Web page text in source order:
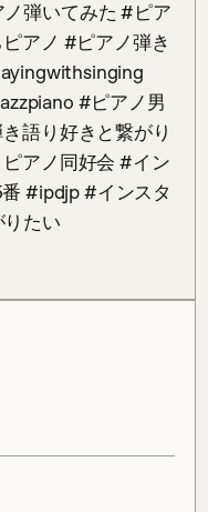
弾いてみた #ピア
アノ #ピアノ弾き
#ピアノ男
語り好きと繋がり
アノ同好会 #イン
#ipdjp #インスタ
たい